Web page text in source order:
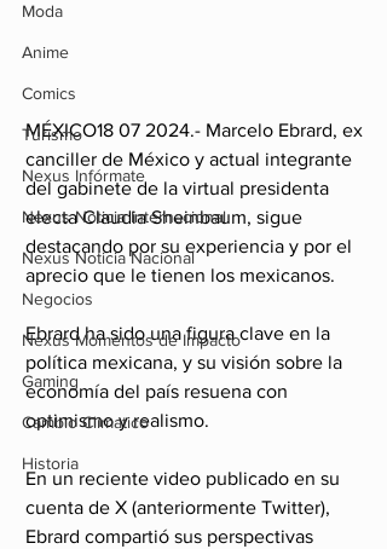
Moda
Anime
Comics
Turismo
Nexus Infórmate
Nexus Noticia Internacional
Nexus Noticia Nacional
Negocios
Nexus Momentos de Impacto
Gaming
Cambio Climatico
Historia
MÉXICO18 07 2024.- Marcelo Ebrard, ex
canciller de México y actual integrante
del gabinete de la virtual presidenta
electa Claudia Sheinbaum, sigue
destacando por su experiencia y por el
aprecio que le tienen los mexicanos.
Ebrard ha sido una figura clave en la
política mexicana, y su visión sobre la
economía del país resuena con
optimismo y realismo.
En un reciente video publicado en su
cuenta de X (anteriormente Twitter),
Ebrard compartió sus perspectivas